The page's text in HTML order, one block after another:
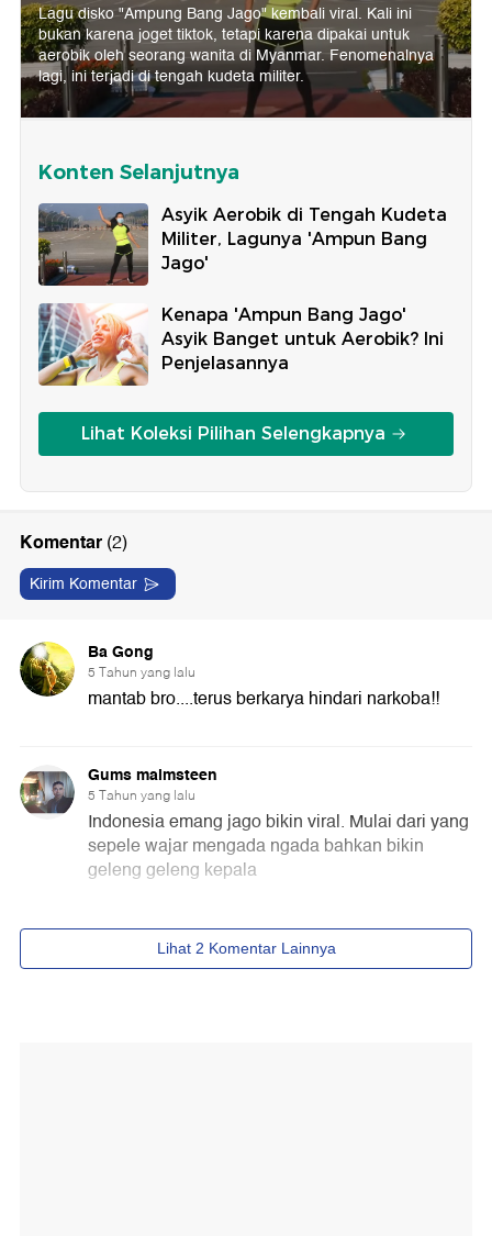
Lagu disko "Ampung Bang Jago" kembali viral. Kali ini
bukan karena joget tiktok, tetapi karena dipakai untuk
aerobik oleh seorang wanita di Myanmar. Fenomenalnya
lagi, ini terjadi di tengah kudeta militer.
Konten Selanjutnya
Asyik Aerobik di Tengah Kudeta
Militer, Lagunya 'Ampun Bang
Jago'
Kenapa 'Ampun Bang Jago'
Asyik Banget untuk Aerobik? Ini
Penjelasannya
Lihat Koleksi Pilihan Selengkapnya